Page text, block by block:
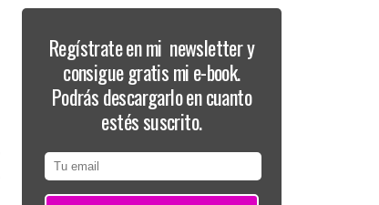
Regístrate en mi newsletter y
consigue gratis mi e-book.
Podrás descargarlo en cuanto
estés suscrito.